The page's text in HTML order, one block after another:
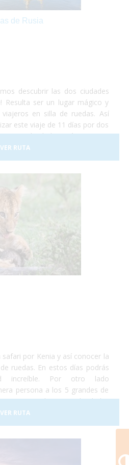
entre ellas.
de Rusia
descubrir las dos ciudades
Resulta ser un lugar mágico y
en silla de ruedas. Así
este viaje de 11 días por dos
No lo dudes más y vete a
rusas, ¡dejamos el resto
preocúpate por disfrutar al
VER RUTA
por Kenia y así conocer la
ruedas. En estos días podrás
increíble. Por otro lado
persona a los 5 grandes de
espectaculares. ¡No lo dudes
Kenia! Es un viaje que te
VER RUTA